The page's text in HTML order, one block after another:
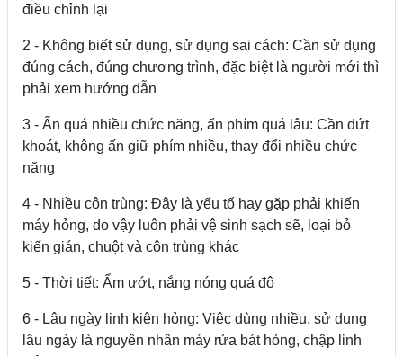
điều chỉnh lại
2 - Không biết sử dụng, sử dụng sai cách: Cần sử dụng
đúng cách, đúng chương trình, đặc biệt là người mới thì
phải xem hướng dẫn
3 - Ấn quá nhiều chức năng, ấn phím quá lâu: Cần dứt
khoát, không ấn giữ phím nhiều, thay đổi nhiều chức
năng
4 - Nhiều côn trùng: Đây là yếu tố hay gặp phải khiến
máy hỏng, do vậy luôn phải vệ sinh sạch sẽ, loại bỏ
kiến gián, chuột và côn trùng khác
5 - Thời tiết: Ẩm ướt, nắng nóng quá độ
6 - Lâu ngày linh kiện hỏng: Việc dùng nhiều, sử dụng
lâu ngày là nguyên nhân máy rửa bát hỏng, chập linh